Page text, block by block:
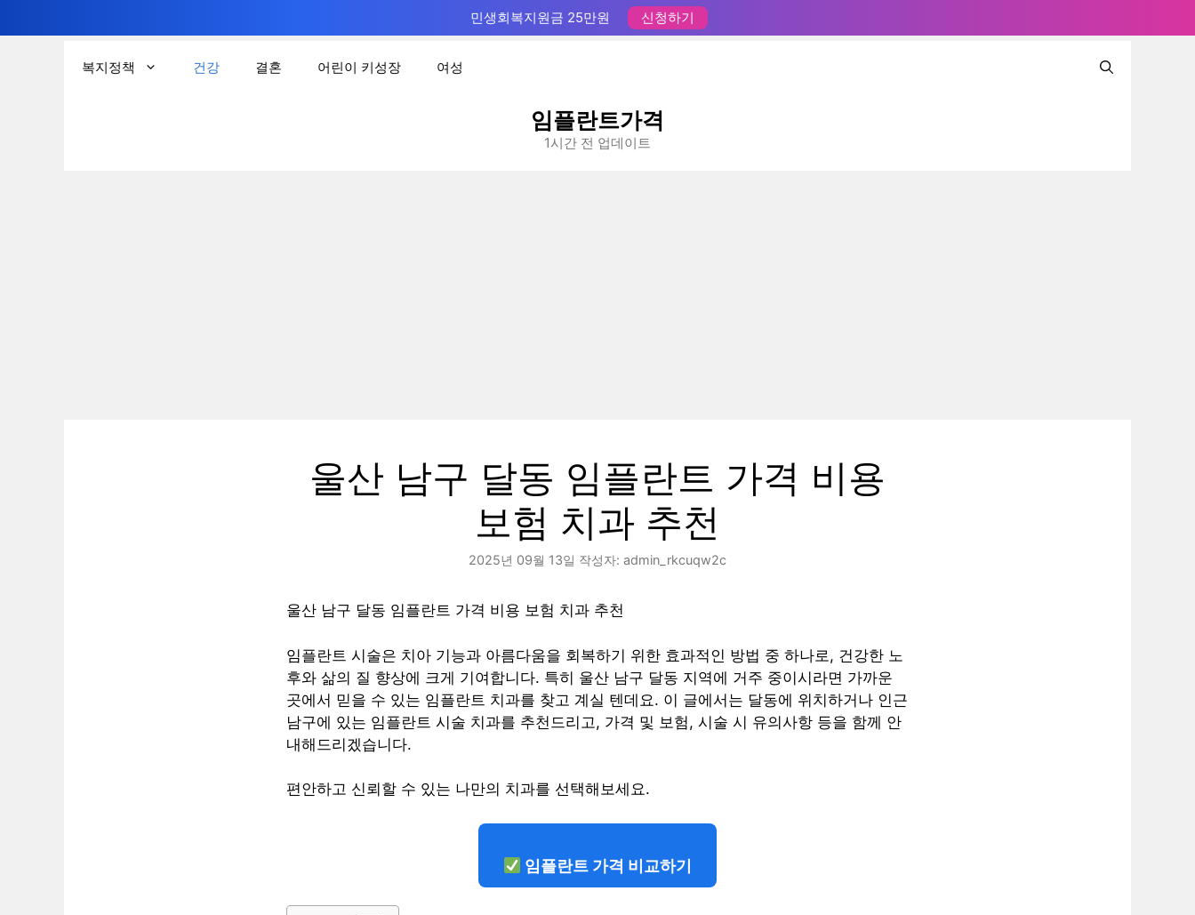
민생회복지원금 25만원 신청하기
복지정책 건강 결혼 어린이 키성장 여성
임플란트가격
1시간 전 업데이트
울산 남구 달동 임플란트 가격 비용
보험 치과 추천
2025년 09월 13일 작성자: admin_rkcuqw2c
울산 남구 달동 임플란트 가격 비용 보험 치과 추천
임플란트 시술은 치아 기능과 아름다움을 회복하기 위한 효과적인 방법 중 하나로, 건강한 노
후와 삶의 질 향상에 크게 기여합니다. 특히 울산 남구 달동 지역에 거주 중이시라면 가까운
곳에서 믿을 수 있는 임플란트 치과를 찾고 계실 텐데요. 이 글에서는 달동에 위치하거나 인근
남구에 있는 임플란트 시술 치과를 추천드리고, 가격 및 보험, 시술 시 유의사항 등을 함께 안
내해드리겠습니다.
편안하고 신뢰할 수 있는 나만의 치과를 선택해보세요.
임플란트 가격 비교하기